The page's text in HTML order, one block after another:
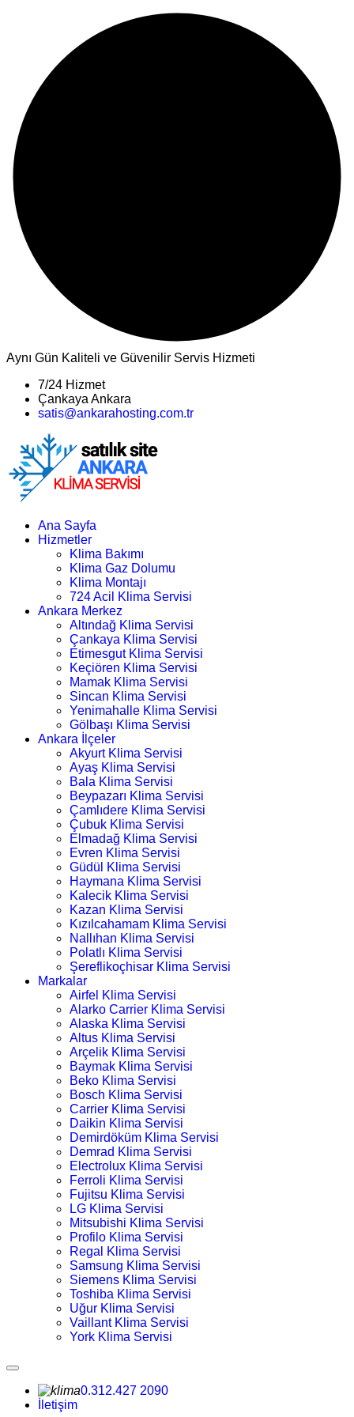
Aynı Gün Kaliteli ve Güvenilir Servis Hizmeti
7/24 Hizmet
Çankaya Ankara
satis@ankarahosting.com.tr
Ana Sayfa
Hizmetler
Klima Bakımı
Klima Gaz Dolumu
Klima Montajı
724 Acil Klima Servisi
Ankara Merkez
Altındağ Klima Servisi
Çankaya Klima Servisi
Etimesgut Klima Servisi
Keçiören Klima Servisi
Mamak Klima Servisi
Sincan Klima Servisi
Yenimahalle Klima Servisi
Gölbaşı Klima Servisi
Ankara İlçeler
Akyurt Klima Servisi
Ayaş Klima Servisi
Bala Klima Servisi
Beypazarı Klima Servisi
Çamlıdere Klima Servisi
Çubuk Klima Servisi
Elmadağ Klima Servisi
Evren Klima Servisi
Güdül Klima Servisi
Haymana Klima Servisi
Kalecik Klima Servisi
Kazan Klima Servisi
Kızılcahamam Klima Servisi
Nallıhan Klima Servisi
Polatlı Klima Servisi
Şereflikoçhisar Klima Servisi
Markalar
Airfel Klima Servisi
Alarko Carrier Klima Servisi
Alaska Klima Servisi
Altus Klima Servisi
Arçelik Klima Servisi
Baymak Klima Servisi
Beko Klima Servisi
Bosch Klima Servisi
Carrier Klima Servisi
Daikin Klima Servisi
Demirdöküm Klima Servisi
Demrad Klima Servisi
Electrolux Klima Servisi
Ferroli Klima Servisi
Fujitsu Klima Servisi
LG Klima Servisi
Mitsubishi Klima Servisi
Profilo Klima Servisi
Regal Klima Servisi
Samsung Klima Servisi
Siemens Klima Servisi
Toshiba Klima Servisi
Uğur Klima Servisi
Vaillant Klima Servisi
York Klima Servisi
0.312.427 2090
İletişim